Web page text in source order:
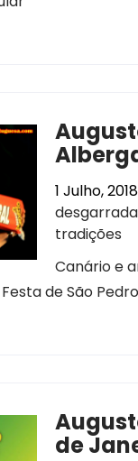
1 Julho, 2018
tradições
Canário e
Festa de São
de